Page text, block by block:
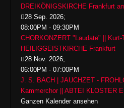
DREIKÖNIGSKIRCHE Frankfurt
28 Sep. 2026;
08:00PM - 09:30PM
CHORKONZERT "Laudate" ||
HEILIGGEISTKIRCHE Frankfurt
28 Nov. 2026;
06:00PM - 07:00PM
J. S. BACH | JAUCHZET -
Kammerchor || ABTEI KLOSTER
Ganzen Kalender ansehen